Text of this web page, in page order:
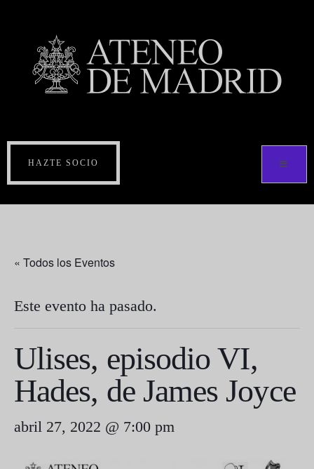
HAZTE SOCIO
« Todos los Eventos
Este evento ha pasado.
Ulises, episodio VI,
Hades, de James Joyce
abril 27, 2022 @ 7:00 pm